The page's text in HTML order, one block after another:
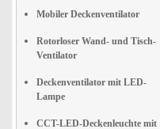
Mobiler Deckenventilator
Rotorloser Wand- und Tisch-
Ventilator
Deckenventilator mit LED-
Lampe
CCT-LED-Deckenleuchte mit